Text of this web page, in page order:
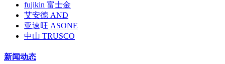
fujikin 富士金
艾安德 AND
亚速旺 ASONE
中山 TRUSCO
新闻动态